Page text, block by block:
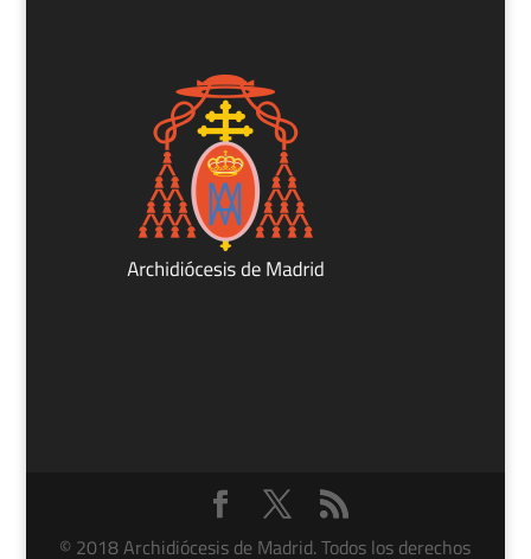
© 2018 Archidiócesis de Madrid. Todos los derechos